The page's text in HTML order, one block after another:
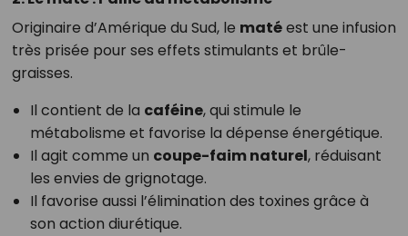
Originaire d’Amérique du Sud, le matéest une infusion
très prisée pour ses effets stimulants et brûle-
graisses.
Il contient de la caféine, qui stimule le
métabolisme et favorise la dépense énergétique.
Il agit comme un coupe-faim naturel, réduisant
les envies de grignotage.
Il favorise aussi l’élimination des toxines grâce à
son action diurétique.